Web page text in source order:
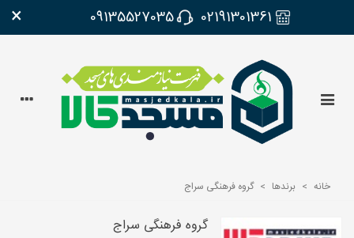
02191301361
09135527035
×
خانه > برندها > گروه فرهنگی سراج
گروه فرهنگی سراج